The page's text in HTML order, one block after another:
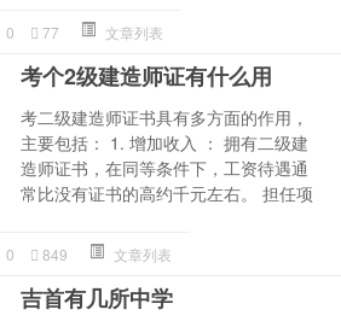
0 77 文章列表
考个2级建造师证有什么用
考二级建造师证书具有多方面的作用，
主要包括： 1. 增加收入 ： 拥有二级建
造师证书，在同等条件下，工资待遇通
常比没有证书的高约千元左右。 担任项
0 849 文章列表
吉首有几所中学